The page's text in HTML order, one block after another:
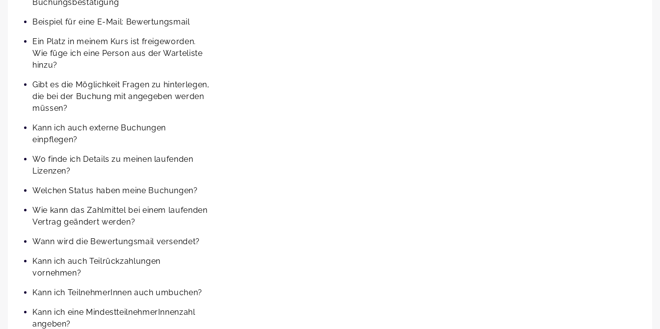
Buchungsbestätigung
Beispiel für eine E-Mail: Bewertungsmail
Ein Platz in meinem Kurs ist freigeworden.
Wie füge ich eine Person aus der Warteliste
hinzu?
Gibt es die Möglichkeit Fragen zu hinterlegen,
die bei der Buchung mit angegeben werden
müssen?
Kann ich auch externe Buchungen
einpflegen?
Wo finde ich Details zu meinen laufenden
Lizenzen?
Welchen Status haben meine Buchungen?
Wie kann das Zahlmittel bei einem laufenden
Vertrag geändert werden?
Wann wird die Bewertungsmail versendet?
Kann ich auch Teilrückzahlungen
vornehmen?
Kann ich TeilnehmerInnen auch umbuchen?
Kann ich eine MindestteilnehmerInnenzahl
angeben?